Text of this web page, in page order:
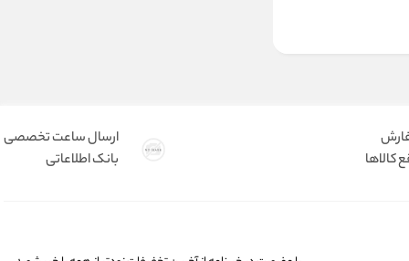
کالاها
ارسال ساعت تخصصی
بانک اطلاعاتی